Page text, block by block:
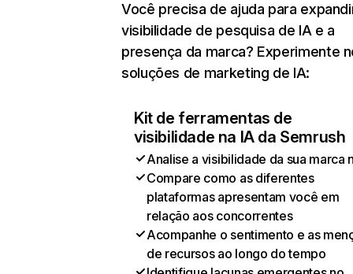
Você precisa de ajuda para
visibilidade de pesquisa de IA e a
presença da marca? Experimente
soluções de marketing de IA:
Kit de ferramentas de
visibilidade na IA da Semrush
Analise a visibilidade da sua marca
Compare como as diferentes
plataformas apresentam você em
relação aos concorrentes
Acompanhe o sentimento e as
de recursos ao longo do tempo